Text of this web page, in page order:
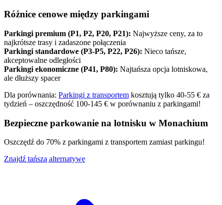
Różnice cenowe między parkingami
Parkingi premium (P1, P2, P20, P21): Najwyższe ceny, za to
najkrótsze trasy i zadaszone połączenia
Parkingi standardowe (P3-P5, P22, P26): Nieco tańsze,
akceptowalne odległości
Parkingi ekonomiczne (P41, P80): Najtańsza opcja lotniskowa,
ale dłuższy spacer
Dla porównania: Parkingi z transportem kosztują tylko 40-55 € za
tydzień – oszczędność 100-145 € w porównaniu z parkingami!
Bezpieczne parkowanie na lotnisku w Monachium
Oszczędź do 70% z parkingami z transportem zamiast parkingu!
Znajdź tańszą alternatywę